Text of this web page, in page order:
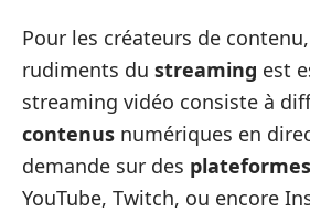
Pour les créateurs de
rudiments du streaming est
streaming vidéo consiste à
contenus numériques en
demande sur des plateformes
YouTube, Twitch, ou encore